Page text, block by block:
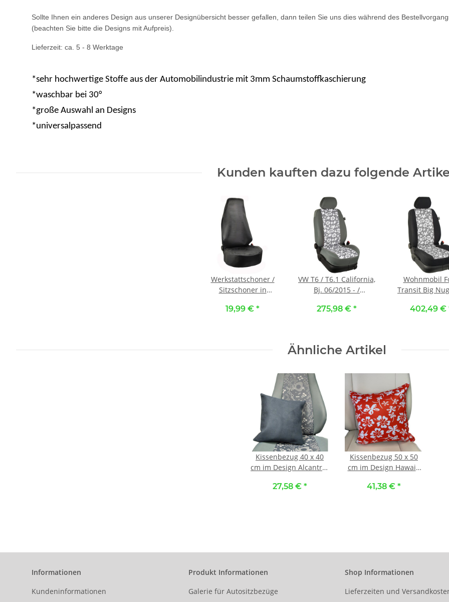
Sollte Ihnen ein anderes Design aus unserer Designübersicht besser gefallen, dann teilen Sie uns dies während des
(beachten Sie bitte die Designs mit Aufpreis).
Lieferzeit: ca. 5 - 8 Werktage
*sehr hochwertige Stoffe aus der Automobilindustrie mit 3mm Schaumstoffkaschierung
*waschbar bei 30°
*große Auswahl an Designs
*universalpassend
Kunden kauften dazu folgende
Werkstattschoner /
Sitzschoner in
19,99 € *
VW T6 / T6.1 California,
Bj. 06/2015 - /
Komplettset 4-Sitzer ::
275,98 € *
Wohnmobil
Transit Big
/
schwarz
402,49 €
Ähnliche Artikel
Kissenbezug 40 x 40
cm im Design Alcantra-
27,58 € *
Kissenbezug 50 x 50
cm im Design Hawaii-
41,38 € *
Informationen
Kundeninformationen
Produkt Informationen
Galerie für Autositzbezüge
Shop Informationen
Lieferzeiten und